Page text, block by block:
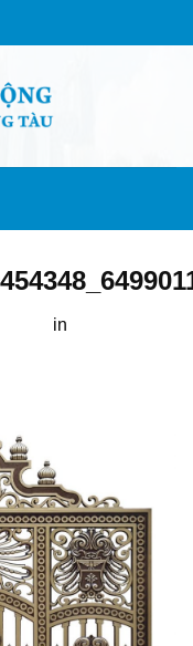
in